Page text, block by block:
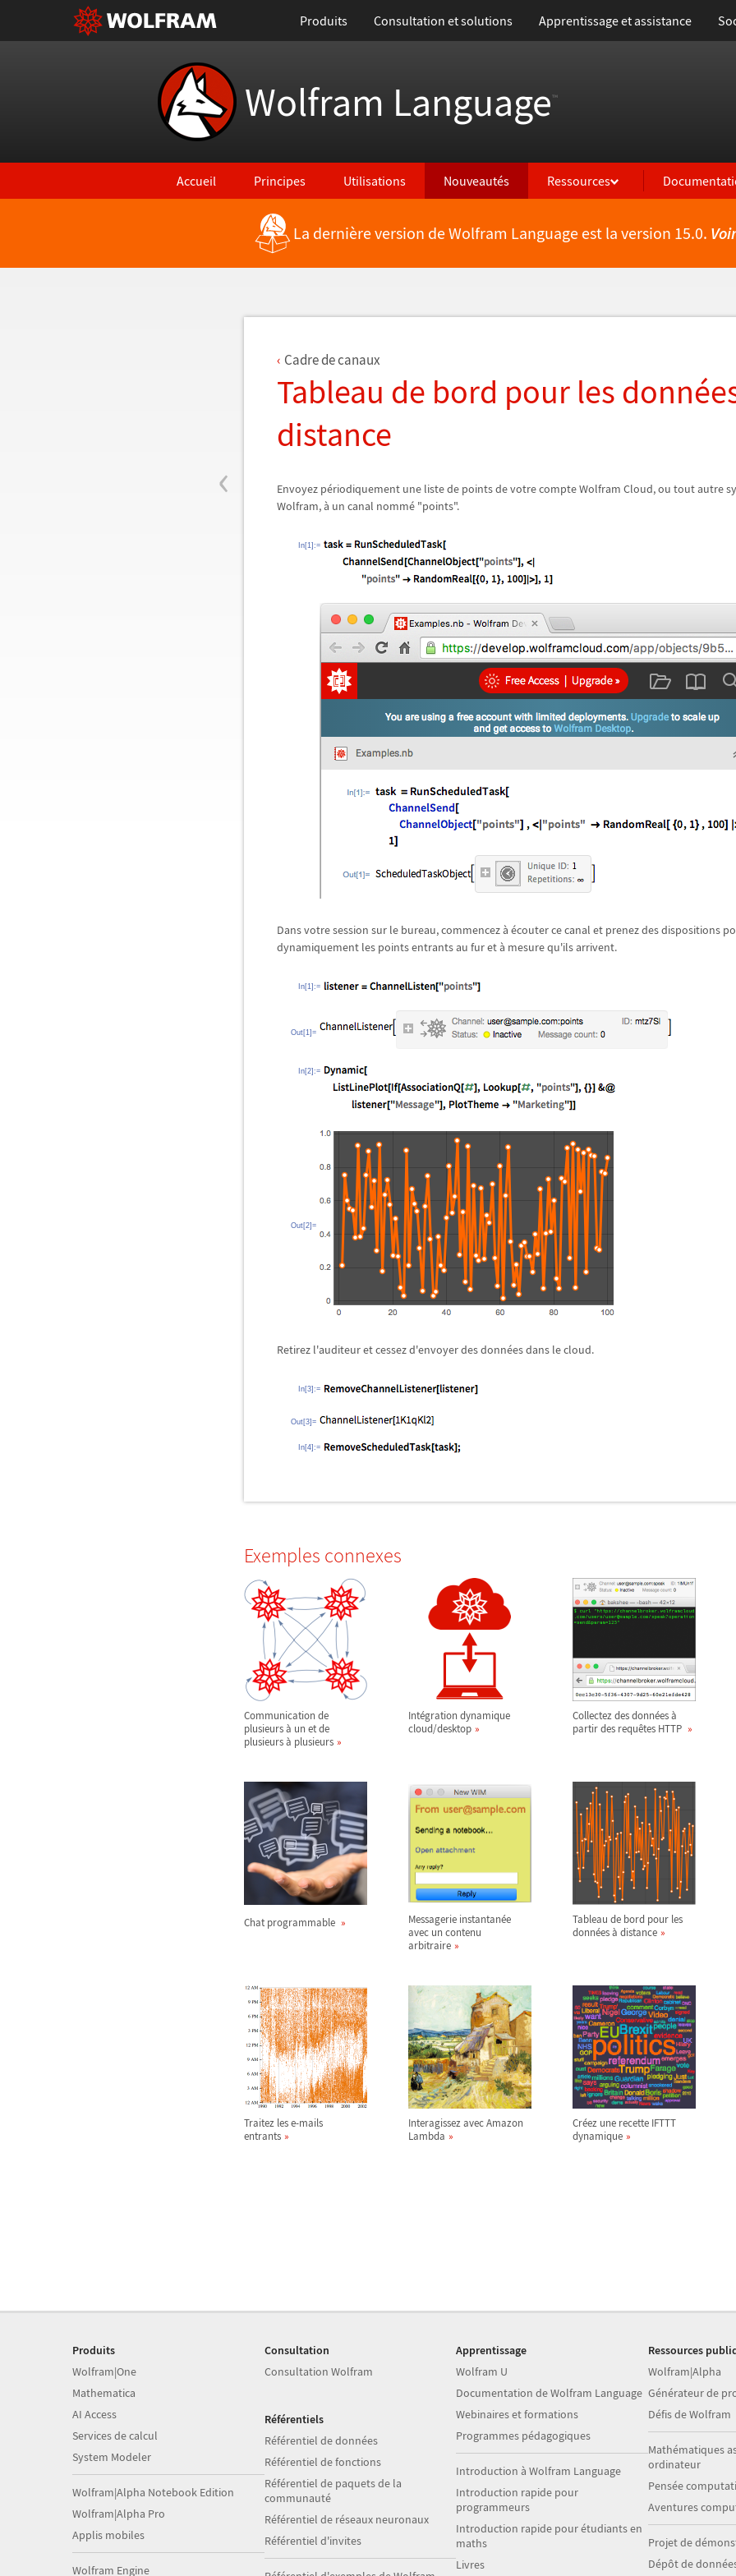
Produits Consultation et solutions Apprentissage et assistance
Wolfram Language™
Accueil Principes Utilisations Nouveautés Ressources
Retour vers les nouvelles fonctionnalitésLa dernière version de Wolfram Language est la version 15.0.
‹
Cadre de canaux
Tableau de bord pour les
distance
Envoyez périodiquement une liste de points de votre compte Wolfram Cloud, ou tout autre
Wolfram, à un canal nommé "points".
In[1]:=
Dans votre session sur le bureau, commencez à écouter ce canal et prenez des dispositions
dynamiquement les points entrants au fur et à mesure qu'ils arrivent.
In[1]:=
Out[1]=
In[2]:=
Out[2]=
Retirez l'auditeur et cessez d'envoyer des données dans le cloud.
In[3]:=
Out[3]=
In[4]:=
Exemples connexes
Communication de
plusieurs à un et de
plusieurs à plusieurs
Intégration dynamique
cloud/desktop
Collectez des données à
partir des requêtes HTTP
Chat programmable
Messagerie instantanée
avec un contenu
arbitraire
Tableau de bord pour les
données à distance
Traitez les e-mails
entrants
Interagissez avec Amazon
Lambda
Créez une recette IFTTT
dynamique
Produits
Wolfram|One
Mathematica
AI Access
Services de calcul
System Modeler
Wolfram|Alpha Notebook Edition
Wolfram|Alpha Pro
Applis mobiles
Wolfram Engine
Consultation
Consultation Wolfram
Référentiels
Référentiel de données
Référentiel de fonctions
Référentiel de paquets de la
communauté
Référentiel de réseaux neuronaux
Référentiel d'invites
Apprentissage
Wolfram U
Documentation de Wolfram Language
Webinaires et formations
Programmes pédagogiques
Introduction à Wolfram Language
Introduction rapide pour
programmeurs
Introduction rapide pour étudiants en
maths
Livres
Ressources
Wolfram|Alpha
Générateur de
Défis de Wolfram
Mathématiques
ordinateur
Pensée
Aventures
Projet de
Dépôt de